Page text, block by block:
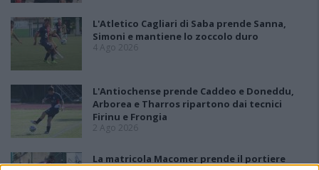
L'Atletico Cagliari di Saba prende Sanna,
Simoni e mantiene lo zoccolo duro
4 Ago 2026
L'Antiochense prende Caddeo e Doneddu,
Arborea e Tharros ripartono dai tecnici
Firinu e Frongia
2 Ago 2026
La matricola Macomer prende il portiere